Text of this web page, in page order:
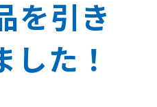
を引き
した！